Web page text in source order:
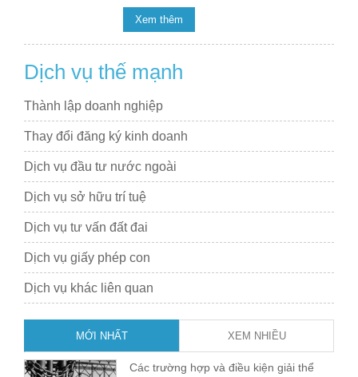
Xem thêm
Dịch vụ thế mạnh
Thành lập doanh nghiệp
Thay đổi đăng ký kinh doanh
Dịch vụ đầu tư nước ngoài
Dịch vụ sở hữu trí tuệ
Dịch vụ tư vấn đất đai
Dịch vụ giấy phép con
Dịch vụ khác liên quan
MỚI NHẤT XEM NHIỀU
Các trường hợp và điều kiện giải thể